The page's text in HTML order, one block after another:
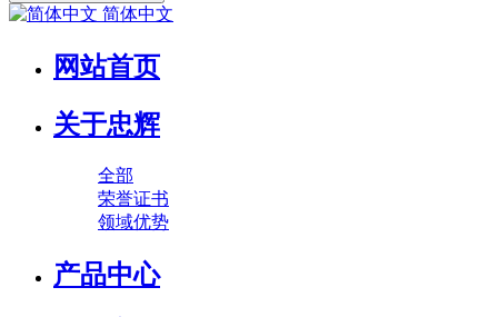
简体中文
网站首页
关于忠辉
全部
荣誉证书
领域优势
产品中心